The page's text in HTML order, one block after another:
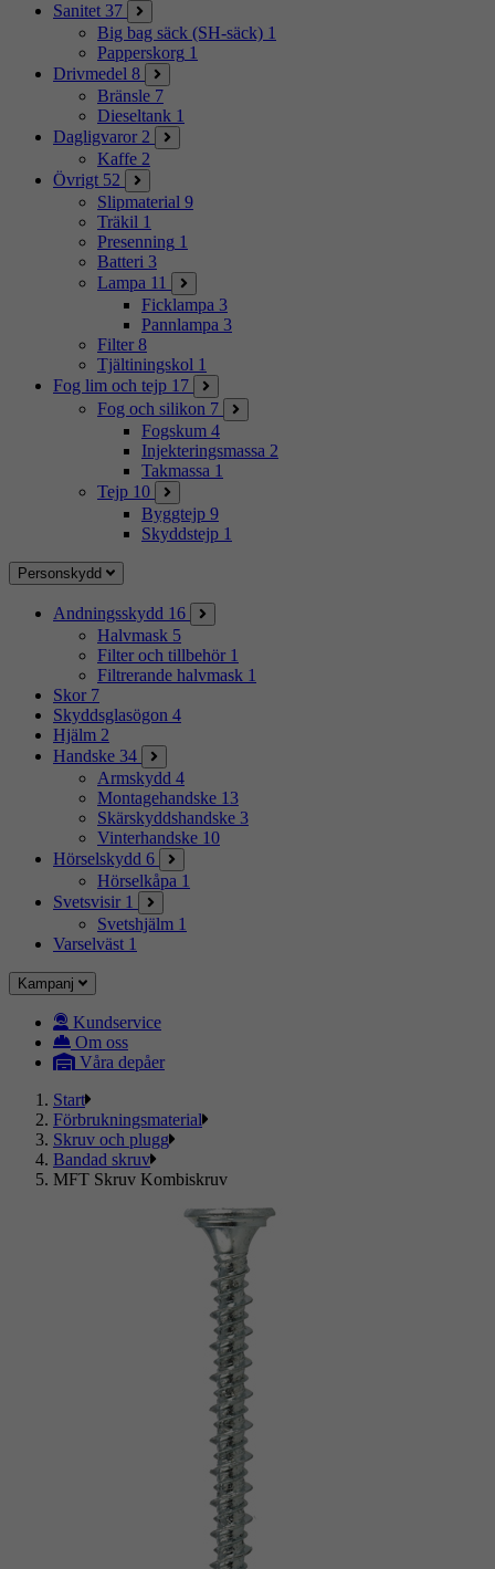
Sanitet 37
Big bag säck (SH-säck) 1
Papperskorg 1
Drivmedel 8
Bränsle 7
Dieseltank 1
Dagligvaror 2
Kaffe 2
Övrigt 52
Slipmaterial 9
Träkil 1
Presenning 1
Batteri 3
Lampa 11
Ficklampa 3
Pannlampa 3
Filter 8
Tjältiningskol 1
Fog lim och tejp 17
Fog och silikon 7
Fogskum 4
Injekteringsmassa 2
Takmassa 1
Tejp 10
Byggtejp 9
Skyddstejp 1
Personskydd
Andningsskydd 16
Halvmask 5
Filter och tillbehör 1
Filtrerande halvmask 1
Skor 7
Skyddsglasögon 4
Hjälm 2
Handske 34
Armskydd 4
Montagehandske 13
Skärskyddshandske 3
Vinterhandske 10
Hörselskydd 6
Hörselkåpa 1
Svetsvisir 1
Svetshjälm 1
Varselväst 1
Kampanj
Kundservice
Om oss
Våra depåer
Start
Förbrukningsmaterial
Skruv och plugg
Bandad skruv
MFT Skruv Kombiskruv